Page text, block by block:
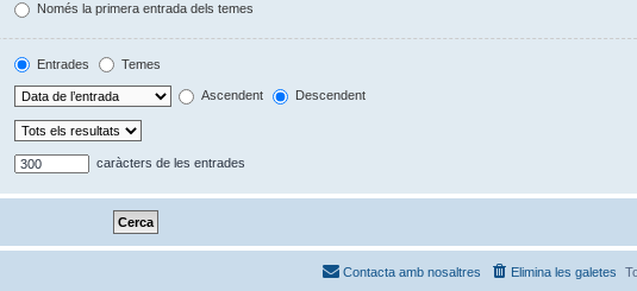
Només la primera entrada dels temes
Entrades Temes
Ascendent Descendent
caràcters de les entrades
Elimina les galetes
Contacta amb nosaltres